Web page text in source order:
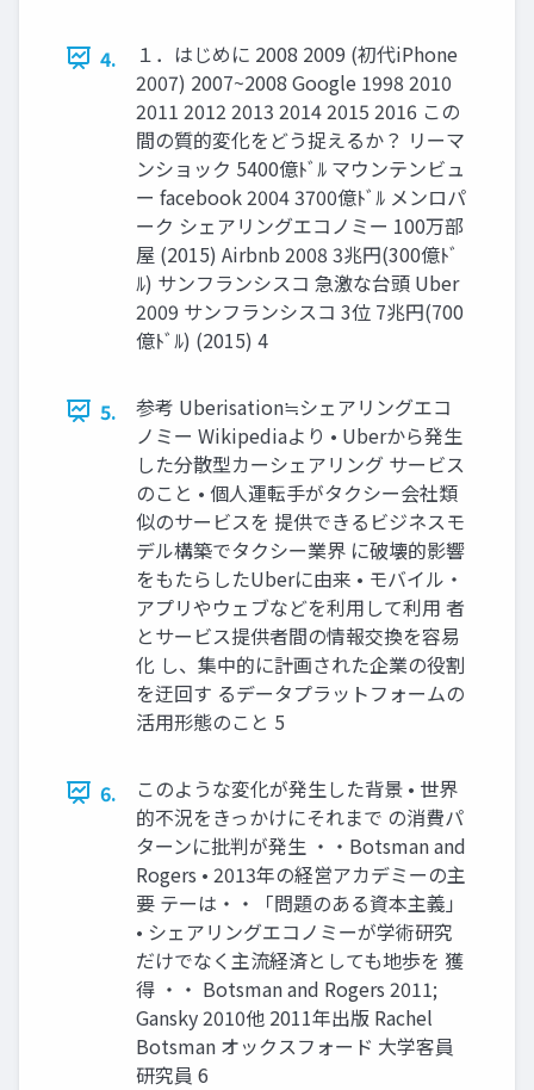
4.
１．はじめに 2008 2009 (初代iPhone
2007) 2007~2008 Google 1998 2010
2011 2012 2013 2014 2015 2016 この
間の質的変化をどう捉えるか？ リーマ
ンショック 5400億ﾄﾞﾙ マウンテンビュ
ー facebook 2004 3700億ﾄﾞﾙ メンロパ
ーク シェアリングエコノミー 100万部
屋 (2015) Airbnb 2008 3兆円(300億ﾄﾞ
ﾙ) サンフランシスコ 急激な台頭 Uber
2009 サンフランシスコ 3位 7兆円(700
億ﾄﾞﾙ) (2015) 4
5.
参考 Uberisation≒シェアリングエコ
ノミー Wikipediaより • Uberから発生
した分散型カーシェアリング サービス
のこと • 個人運転手がタクシー会社類
似のサービスを 提供できるビジネスモ
デル構築でタクシー業界 に破壊的影響
をもたらしたUberに由来 • モバイル・
アプリやウェブなどを利用して利用 者
とサービス提供者間の情報交換を容易
化 し、集中的に計画された企業の役割
を迂回す るデータプラットフォームの
活用形態のこと 5
6.
このような変化が発生した背景 • 世界
的不況をきっかけにそれまで の消費パ
ターンに批判が発生 ・・Botsman and
Rogers • 2013年の経営アカデミーの主
要 テーは・・「問題のある資本主義」
• シェアリングエコノミーが学術研究
だけでなく主流経済としても地歩を 獲
得 ・・ Botsman and Rogers 2011;
Gansky 2010他 2011年出版 Rachel
Botsman オックスフォード 大学客員
研究員 6